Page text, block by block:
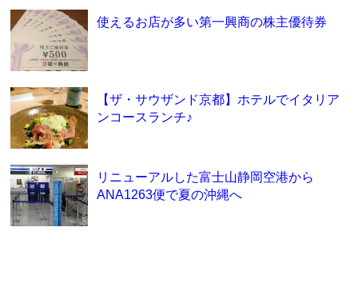
使えるお店が多い第一興商の株主優待券
【ザ・サウザンド京都】ホテルでイタリア
ンコースランチ♪
リニューアルした富士山静岡空港から
ANA1263便で夏の沖縄へ